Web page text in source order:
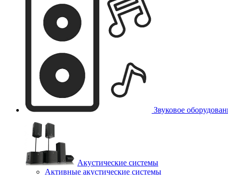
Звуковое
Акустические системы
Активные акустические системы